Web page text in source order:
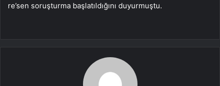
re’sen soruşturma başlatıldığını duyurmuştu.